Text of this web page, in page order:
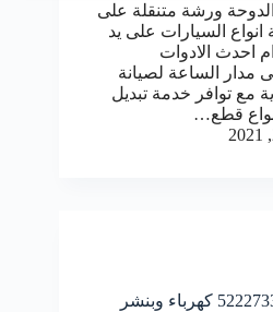
ورشة متنقلة على
انواع السيارات على يد
احدث الادوات
مدار الساعة لصيانة
مع توافر خدمة تبديل
انواع قطع…
رقم خدمة بنشر الدوحة 52227338 كهرباء وبنشر